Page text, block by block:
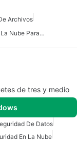
Archivos
Copia De Seguridad En La Nube Para Windows
de tres y medio
De Datos
En La Nube